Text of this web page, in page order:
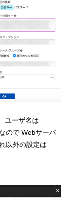
ユーザ名は
ので Webサーバ
以外の設定は